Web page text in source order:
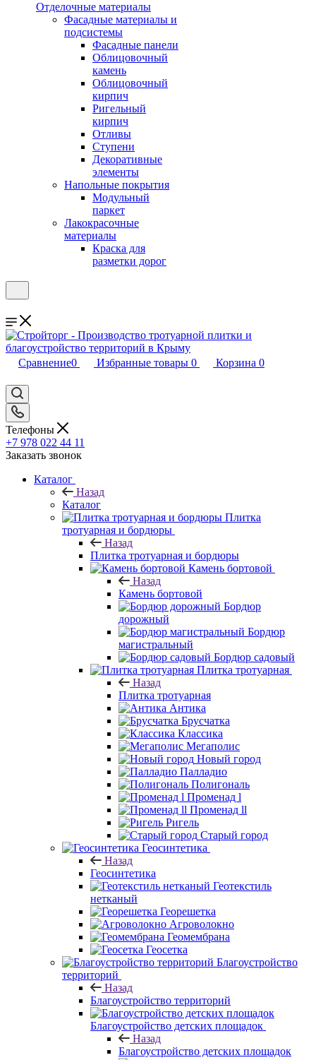
Отделочные материалы
Фасадные материалы и
подсистемы
Фасадные панели
Облицовочный
камень
Облицовочный
кирпич
Ригельный
кирпич
Отливы
Ступени
Декоративные
элементы
Напольные покрытия
Модульный
паркет
Лакокрасочные
материалы
Краска для
разметки дорог
Сравнение0 Избранные товары 0 Корзина 0
Телефоны
+7 978 022 44 11
Заказать звонок
Каталог
Назад
Каталог
Плитка
тротуарная и бордюры
Назад
Плитка тротуарная и бордюры
Камень бортовой
Назад
Камень бортовой
Бордюр
дорожный
Бордюр
магистральный
Бордюр садовый
Плитка тротуарная
Назад
Плитка тротуарная
Антика
Брусчатка
Классика
Мегаполис
Новый город
Палладио
Полигональ
Променад l
Променад ll
Ригель
Старый город
Геосинтетика
Назад
Геосинтетика
Геотекстиль
нетканый
Георешетка
Агроволокно
Геомембрана
Геосетка
Благоустройство
территорий
Назад
Благоустройство территорий
Благоустройство детских площадок
Назад
Благоустройство детских площадок